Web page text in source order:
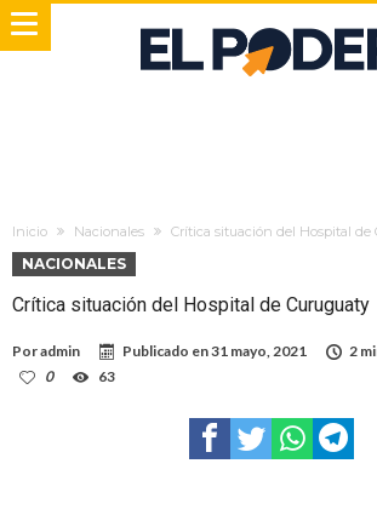
Inicio Nacionales Crítica situación del Hospital de
NACIONALES
Crítica situación del Hospital de Curuguaty
Poradmin Publicado en31 mayo, 2021
2
0
63